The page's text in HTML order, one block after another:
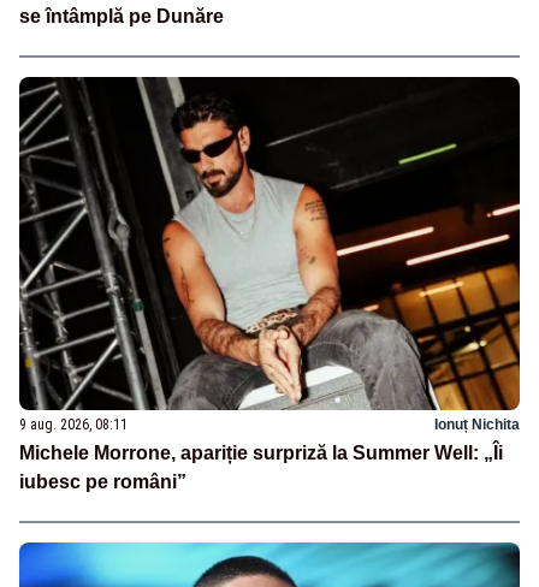
se întâmplă pe Dunăre
9 aug. 2026, 08:11 Ionuț Nichita
Michele Morrone, apariție surpriză la Summer Well: „Îi
iubesc pe români”